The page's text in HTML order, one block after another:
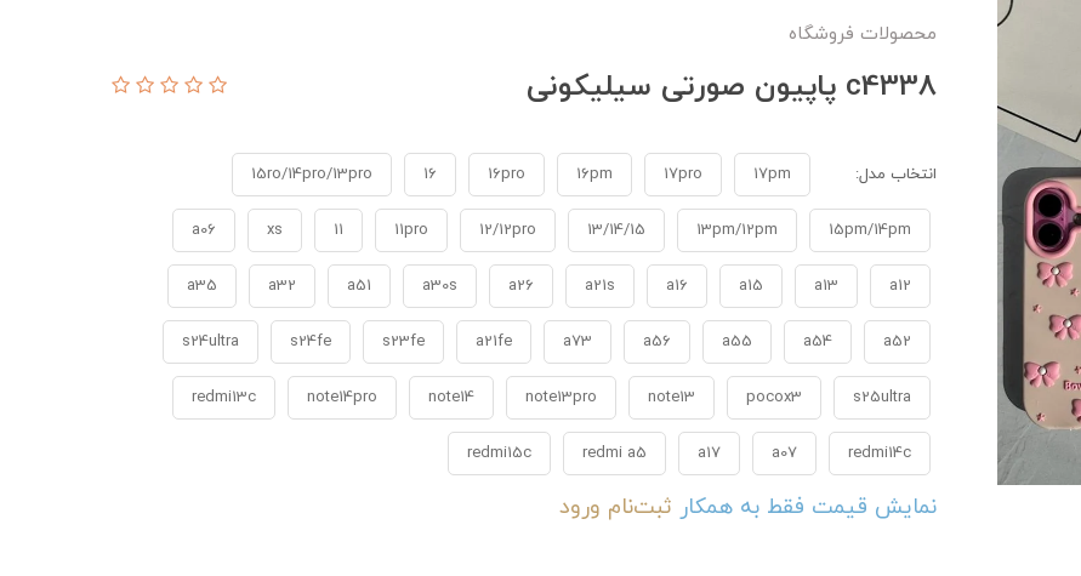
محصولات فروشگاه
c4338 پاپیون صورتی سیلیکونی
انتخاب مدل: 17pm
17pro
16pm
16pro
16
15ro/14pro/13pro
15pm/14pm
13pm/12pm
13/14/15
12/12pro
11pro
11
xs
a06
a12
a13
a15
a16
a21s
a26
a30s
a51
a32
a35
a52
a54
a55
a56
a73
a21fe
s23fe
s24fe
s24ultra
s25ultra
pocox3
note13
note13pro
note14
note14pro
redmi13c
redmi14c
a07
a17
redmi a5
redmi15c
نمایش قیمت فقط به همکار ثبت‌نام ورود